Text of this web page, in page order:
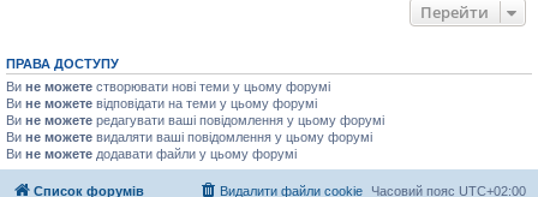
Перейти
ПРАВА ДОСТУПУ
Ви не можете створювати нові теми у цьому форумі
Ви не можете відповідати на теми у цьому форумі
Ви не можете редагувати ваші повідомлення у цьому форумі
Ви не можете видаляти ваші повідомлення у цьому форумі
Ви не можете додавати файли у цьому форумі
Список форумів Часовий пояс UTC+02:00
Видалити файли cookie